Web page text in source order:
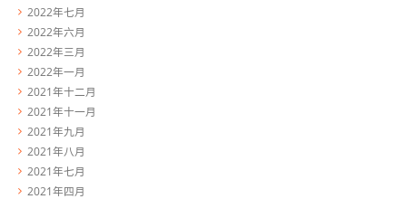
2022年七月
2022年六月
2022年三月
2022年一月
2021年十二月
2021年十一月
2021年九月
2021年八月
2021年七月
2021年四月